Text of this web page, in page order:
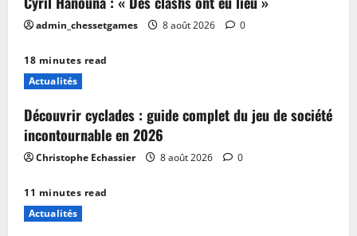
admin_chessetgames 8 août 2026 0
18 minutes read
Actualités
Découvrir cyclades : guide complet du jeu de société
incontournable en 2026
Christophe Echassier 8 août 2026 0
11 minutes read
Actualités